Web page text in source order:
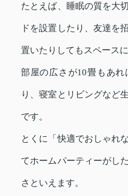
たとえば、睡眠の質を大
ドを設置したり、友達を
置いたりしてもスペース
部屋の広さが10畳もあ
り、寝室とリビングなど
です。
とくに「快適でおしゃれ
てホームパーティーがし
さといえます。